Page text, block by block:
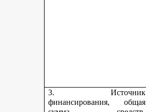
3. Источник
финансирования, общая